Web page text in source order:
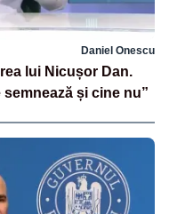
Daniel Onescu
lui Nicușor Dan.
și cine nu”